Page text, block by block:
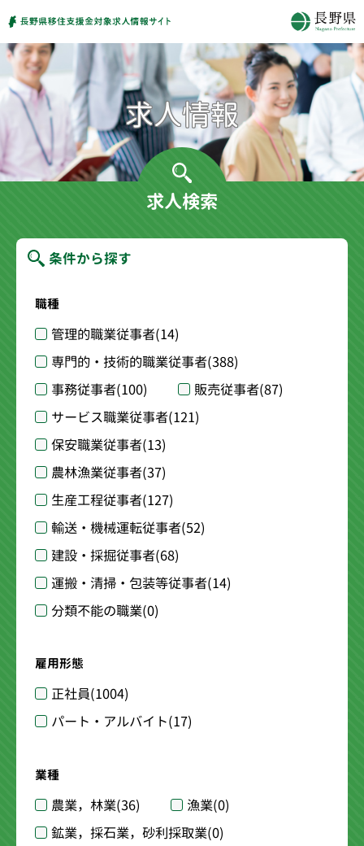
求人検索
条件から探す
職種
管理的職業従事者(14)
専門的・技術的職業従事者(388)
事務従事者(100) 販売従事者(87)
サービス職業従事者(121)
保安職業従事者(13)
農林漁業従事者(37)
生産工程従事者(127)
輸送・機械運転従事者(52)
建設・採掘従事者(68)
運搬・清掃・包装等従事者(14)
分類不能の職業(0)
雇用形態
正社員(1004)
パート・アルバイト(17)
業種
農業，林業(36) 漁業(0)
鉱業，採石業，砂利採取業(0)